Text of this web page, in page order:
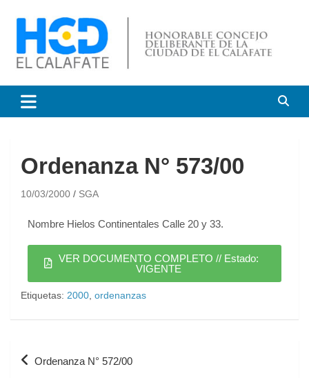
Honorable Concejo
Deliberante de El Calafate
Ordenanza N° 573/00
10/03/2000 SGA
Nombre Hielos Continentales Calle 20 y 33.
VER DOCUMENTO COMPLETO // Estado:
VIGENTE
Etiquetas: 2000 ordenanzas
Ordenanza N° 572/00